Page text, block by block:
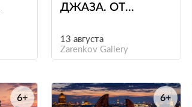
ДЖАЗА. ОТ
ЭЛЛИНГТОНА ДО
СИНАТРЫ И ЧИКА
13 августа
Zarenkov Gallery
6+ 6+